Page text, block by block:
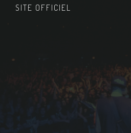
SITE OFFICIEL